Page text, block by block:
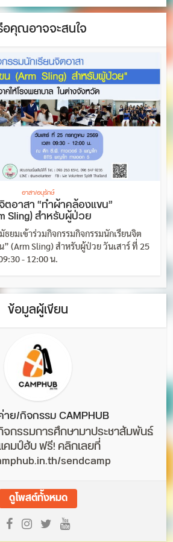
คุณอาจจะสนใจ
อาสา/อนุรักษ์
ตอาสา “ทำผ้าคล้องแขน”
Sling) สำหรับผู้ป่วย
ยมเข้าร่วมกิจกรรมกิจกรรมนักเรียนจิต
(Arm Sling) สำหรับผู้ป่วย วันเสาร์ ที่ 25
- 12:00 น.
ข้อมูลผู้เขียน
ย/กิจกรรม CAMPHUB
กรรมการศึกษามาประชาสัมพันธ์
คมป์ฮับ ฟรี! คลิกเลยที่
sendcamp
ดูโพสต์ทั้งหมด